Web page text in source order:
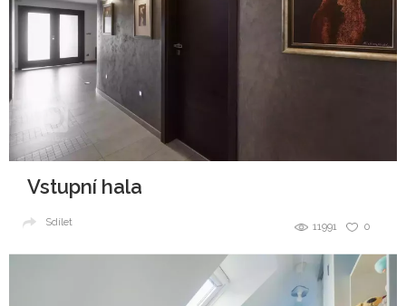
Vstupní hala
0
11991
Sdílet